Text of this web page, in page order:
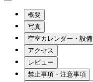
概要
写真
空室カレンダー・設備
アクセス
レビュー
禁止事項・注意事項